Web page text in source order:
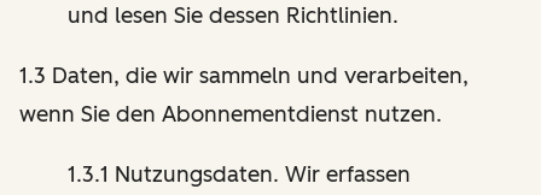
und lesen Sie dessen Richtlinien.
1.3 Daten, die wir sammeln und verarbeiten,
wenn Sie den Abonnementdienst nutzen.
1.3.1 Nutzungsdaten. Wir erfassen